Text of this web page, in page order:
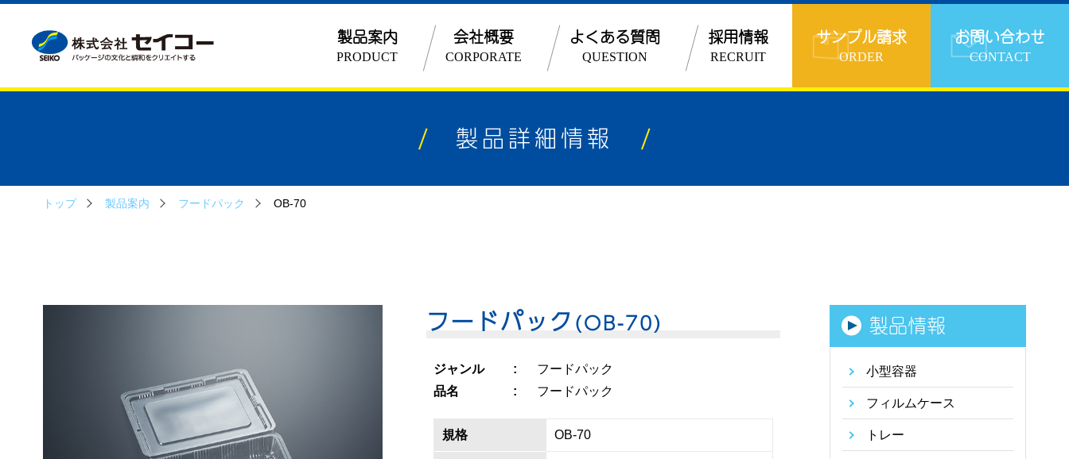
製品案内
PRODUCT
会社概要
CORPORATE
企業理念
ESGとSDGs
よくある質問
QUESTION
採用情報
RECRUIT
サンプル請求
ORDER
お問い合わせ
CONTACT
製品詳細情報
トップ 製品案内 フードパック OB-70
フードパック(OB-70)
ジャンル
フードパック
品名
フードパック
規格 OB-70
製品情報
小型容器
フィルムケース
トレー